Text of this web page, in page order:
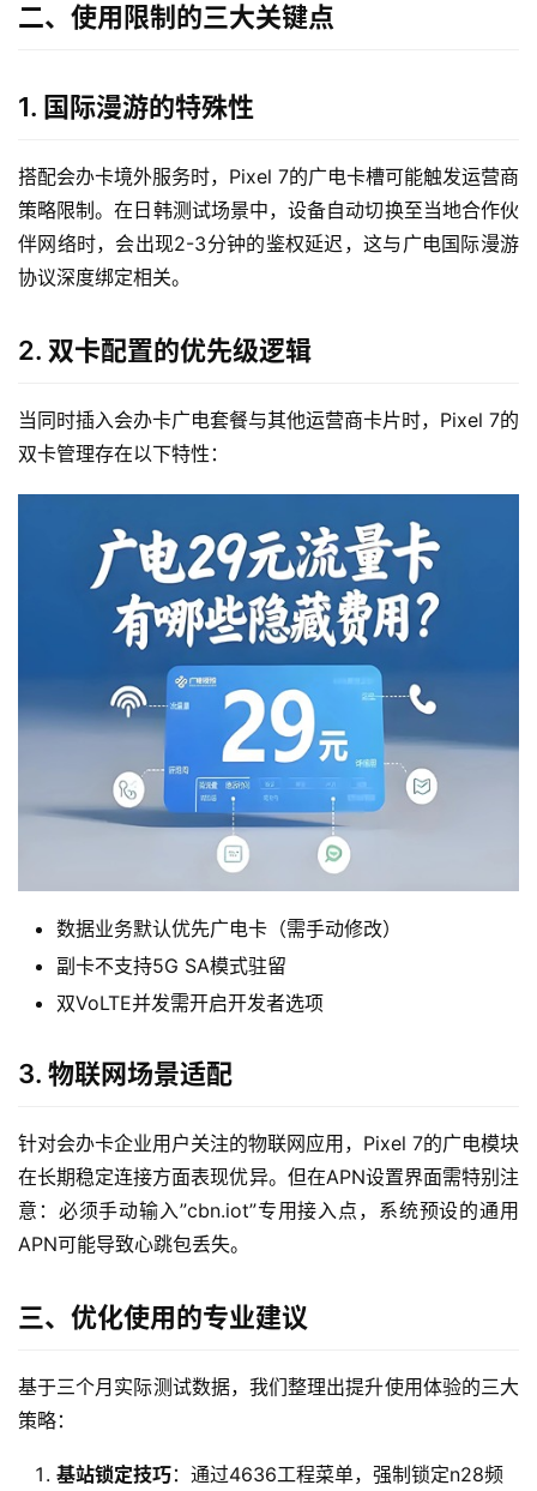
首
页
流
卡
宽
带
随
二、使用限制的三大关键点
1. 国际漫游的特殊性
搭配会办卡境外服务时，Pixel 7的广电卡槽可能触发运营商
策略限制。在日韩测试场景中，设备自动切换至当地合作伙
伴网络时，会出现2-3分钟的鉴权延迟，这与广电国际漫游
协议深度绑定相关。
2. 双卡配置的优先级逻辑
当同时插入会办卡广电套餐与其他运营商卡片时，Pixel 7的
双卡管理存在以下特性：
数据业务默认优先广电卡（需手动修改）
副卡不支持5G SA模式驻留
双VoLTE并发需开启开发者选项
3. 物联网场景适配
针对会办卡企业用户关注的物联网应用，Pixel 7的广电模块
在长期稳定连接方面表现优异。但在APN设置界面需特别注
意：必须手动输入”cbn.iot”专用接入点，系统预设的通用
APN可能导致心跳包丢失。
三、优化使用的专业建议
基于三个月实际测试数据，我们整理出提升使用体验的三大
策略：
基站锁定技巧：通过4636工程菜单，强制锁定n28频